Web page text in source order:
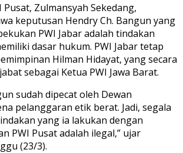
Pusat, Zulmansyah Sekedang,
keputusan Hendry Ch. Bangun yang
PWI Jabar adalah tindakan
dasar hukum. PWI Jabar tetap
Hilman Hidayat, yang secara
sebagai Ketua PWI Jawa Barat.
sudah dipecat oleh Dewan
pelanggaran etik berat. Jadi, segala
yang ia lakukan dengan
PWI Pusat adalah ilegal,” ujar
(23/3).